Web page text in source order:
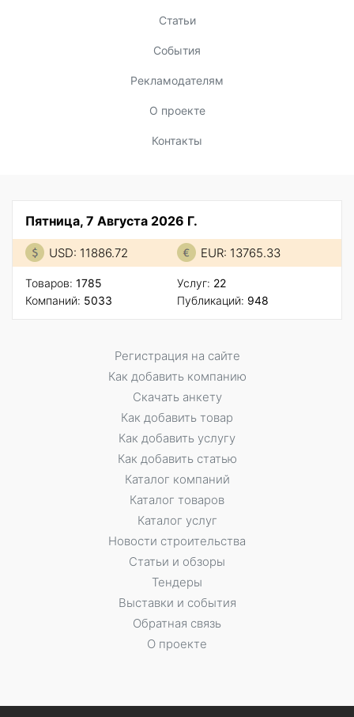
Статьи
События
Рекламодателям
О проекте
Контакты
Пятница, 7 Августа 2026 Г.
USD: 11886.72 EUR: 13765.33
Товаров: 1785
Компаний: 5033
Услуг: 22
Публикаций: 948
Регистрация на сайте
Как добавить компанию
Скачать анкету
Как добавить товар
Как добавить услугу
Как добавить статью
Каталог компаний
Каталог товаров
Каталог услуг
Новости строительства
Статьи и обзоры
Тендеры
Выставки и события
Обратная связь
О проекте